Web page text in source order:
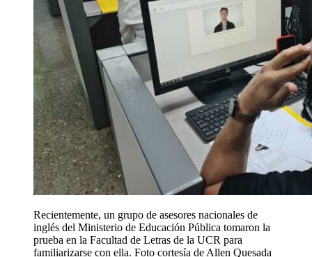
Recientemente, un grupo de asesores nacionales de
inglés del Ministerio de Educación Pública tomaron la
prueba en la Facultad de Letras de la UCR para
familiarizarse con ella. Foto cortesía de Allen Quesada